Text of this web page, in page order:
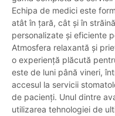
Echipa de medici este
atât în țară, cât și în
personalizate și eficiente
Atmosfera relaxantă și
o experiență plăcută
este de luni până vineri,
accesul la servicii
de pacienți. Unul dintre
utilizarea tehnologiei de